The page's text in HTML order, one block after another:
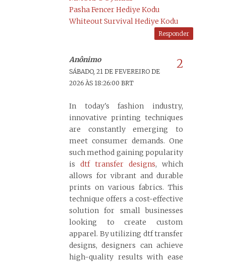
Pasha Fencer Hediye Kodu
Whiteout Survival Hediye Kodu
Responder
Anônimo
SÁBADO, 21 DE FEVEREIRO DE
2026 ÀS 18:26:00 BRT
In today's fashion industry,
innovative printing techniques
are constantly emerging to
meet consumer demands. One
such method gaining popularity
is dtf transfer designs, which
allows for vibrant and durable
prints on various fabrics. This
technique offers a cost-effective
solution for small businesses
looking to create custom
apparel. By utilizing dtf transfer
designs, designers can achieve
high-quality results with ease